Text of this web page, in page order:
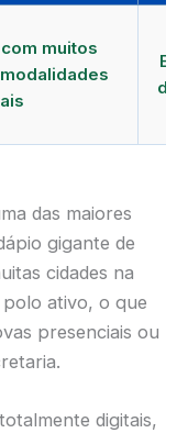
muitos
de
das maiores
gigante de
cidades na
polo ativo, o que
presenciais ou
digitais,